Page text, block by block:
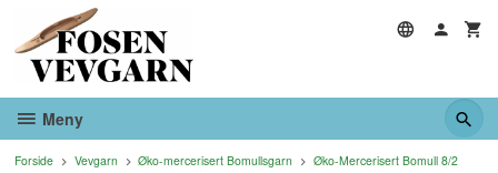
innholdet
Meny
Forside Vevgarn Øko-mercerisert Bomullsgarn Øko-Mercerisert Bomull 8/2